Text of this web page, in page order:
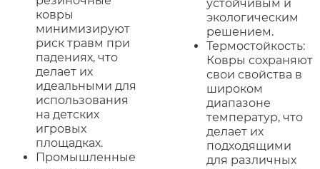
ковры
минимизируют
риск травм при
падениях, что
делает их
идеальными для
использования
на детских
игровых
площадках.
Промышленные
устойчивым и
экологическим
решением.
Термостойкость:
Ковры сохраняют
свои свойства в
широком
диапазоне
температур, что
делает их
подходящими
для различных